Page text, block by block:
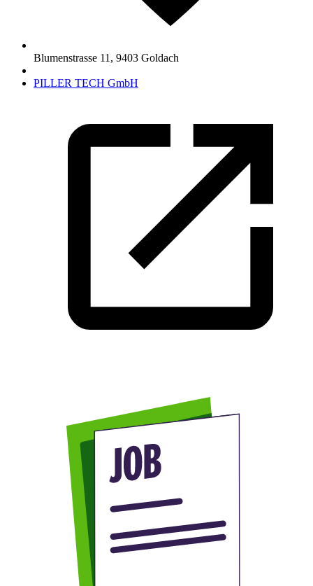
Blumenstrasse 11 , 9403 Goldach
PILLER TECH GmbH